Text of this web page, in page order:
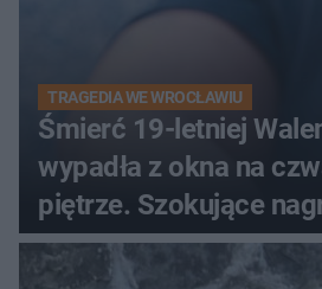
TRAGEDIA WE WROCŁAWIU
Śmierć 19-letniej
wypadła z okna na
piętrze. Szokujące
do sieci